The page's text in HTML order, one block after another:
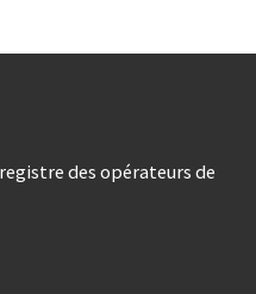
des opérateurs de